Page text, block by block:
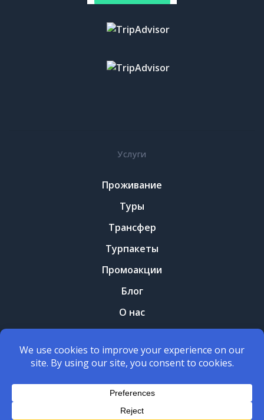
Услуги
Проживание
Туры
Трансфер
Турпакеты
Промоакции
Блог
О нас
Контакты
Правила и условия